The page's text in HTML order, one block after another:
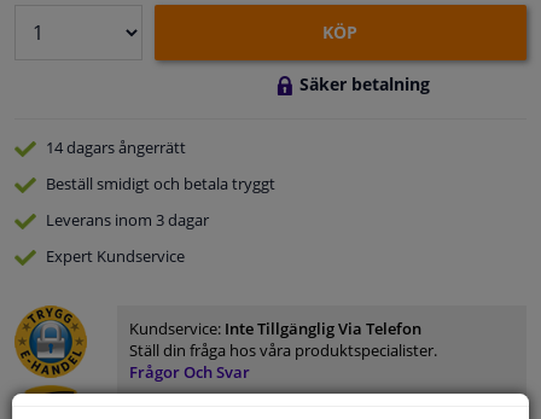
KÖP
Säker betalning
14 dagarsångerrätt
Beställ smidigt och betala tryggt
Leverans inom 3 dagar
Expert Kundservice
Kundservice: Inte Tillgänglig Via Telefon
Ställ din fråga hos våra produktspecialister.
Frågor Och Svar